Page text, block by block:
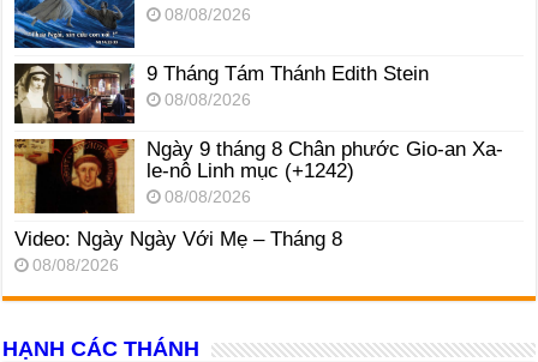
08/08/2026
9 Tháng Tám Thánh Edith Stein
08/08/2026
Ngày 9 tháng 8 Chân phước Gio-an Xa-
le-nô Linh mục (+1242)
08/08/2026
Video: Ngày Ngày Với Mẹ – Tháng 8
08/08/2026
HẠNH CÁC THÁNH